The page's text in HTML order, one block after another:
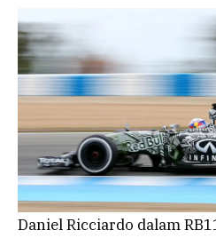
Daniel Ricciardo dalam